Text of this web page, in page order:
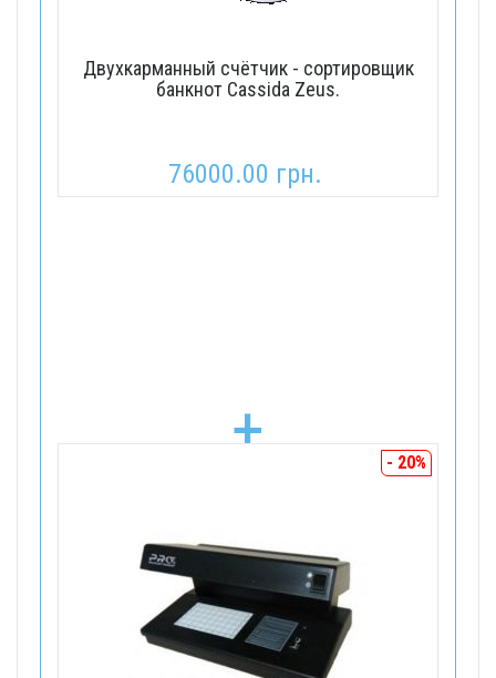
Двухкарманный счётчик - сортировщик
банкнот Cassida Zeus.
76000.00 грн.
+ - 20%